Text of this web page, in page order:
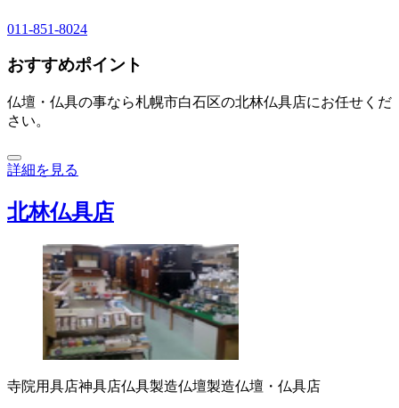
011-851-8024
おすすめポイント
仏壇・仏具の事なら札幌市白石区の北林仏具店にお任せくだ
さい。
詳細を見る
北林仏具店
寺院用具店神具店仏具製造仏壇製造仏壇・仏具店